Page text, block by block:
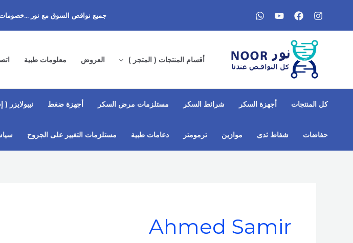
جميع نواقص السوق مع نور ...خصومات تصل الى 50
أقسام المنتجات ( المتجر ) العروض معلومات طبية
كل المنتجات أجهزة السكر شرائط السكر مستلزمات مرض السكر أجهزة ضغط نيبولايزر
حفاضات شفاط ثدى​ موازين ترمومتر دعامات طبية مستلزمات التغيير على الجروح
Ahmed Samir